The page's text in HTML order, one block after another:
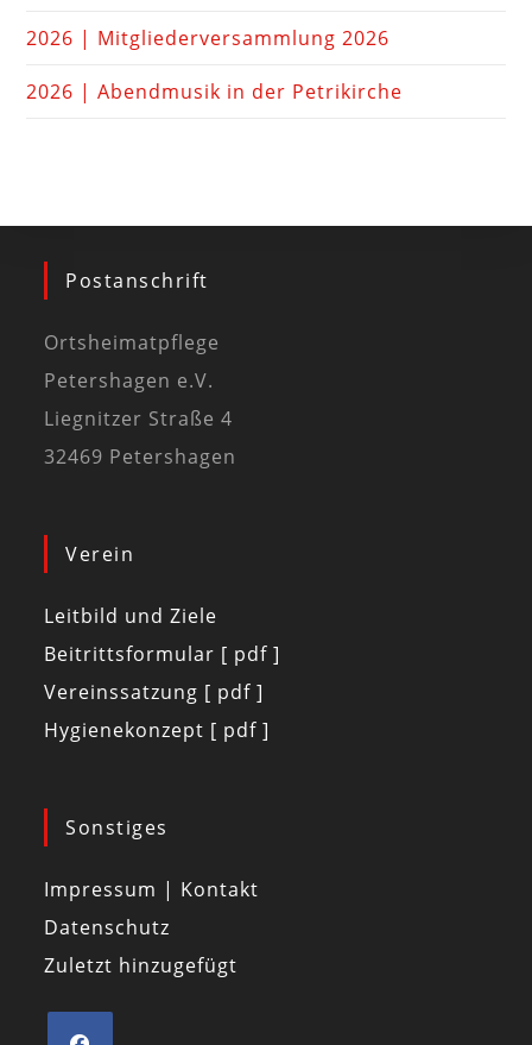
2026 | Mitgliederversammlung 2026
2026 | Abendmusik in der Petrikirche
Postanschrift
Ortsheimatpflege
Petershagen e.V.
Liegnitzer Straße 4
32469 Petershagen
Verein
Leitbild und Ziele
Beitrittsformular [ pdf ]
Vereinssatzung [ pdf ]
Hygienekonzept [ pdf ]
Sonstiges
Impressum | Kontakt
Datenschutz
Zuletzt hinzugefügt